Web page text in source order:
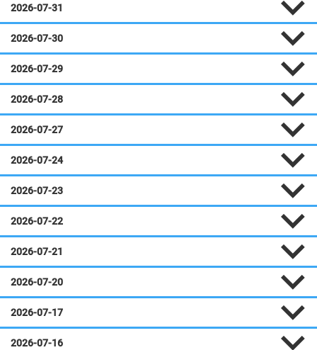
2026-07-31
2026-07-30
2026-07-29
2026-07-28
2026-07-27
2026-07-24
2026-07-23
2026-07-22
2026-07-21
2026-07-20
2026-07-17
2026-07-16